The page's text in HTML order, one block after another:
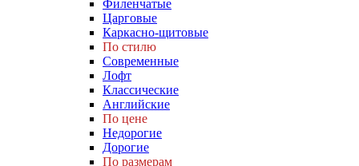
Филенчатые
Царговые
Каркасно-щитовые
По стилю
Современные
Лофт
Классические
Английские
По цене
Недорогие
Дорогие
По размерам